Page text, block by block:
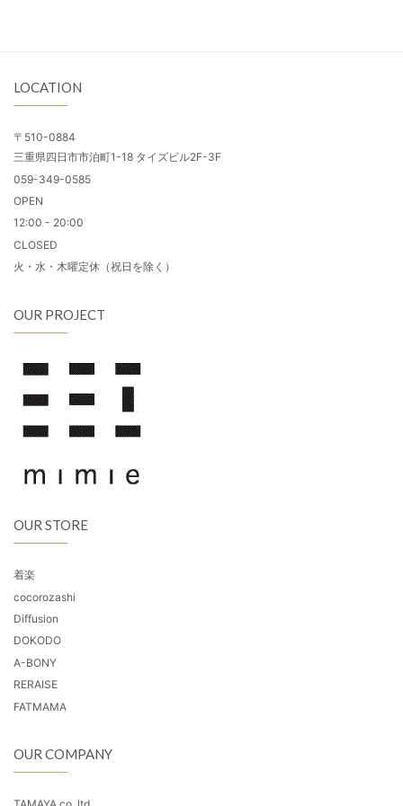
LOCATION
〒510-0884
三重県四日市市泊町1-18 タイズビル2F-3F
059-349-0585
OPEN
12:00 - 20:00
CLOSED
火・水・木曜定休（祝日を除く）
OUR PROJECT
OUR STORE
着楽
cocorozashi
Diffusion
DOKODO
A-BONY
RERAISE
FATMAMA
OUR COMPANY